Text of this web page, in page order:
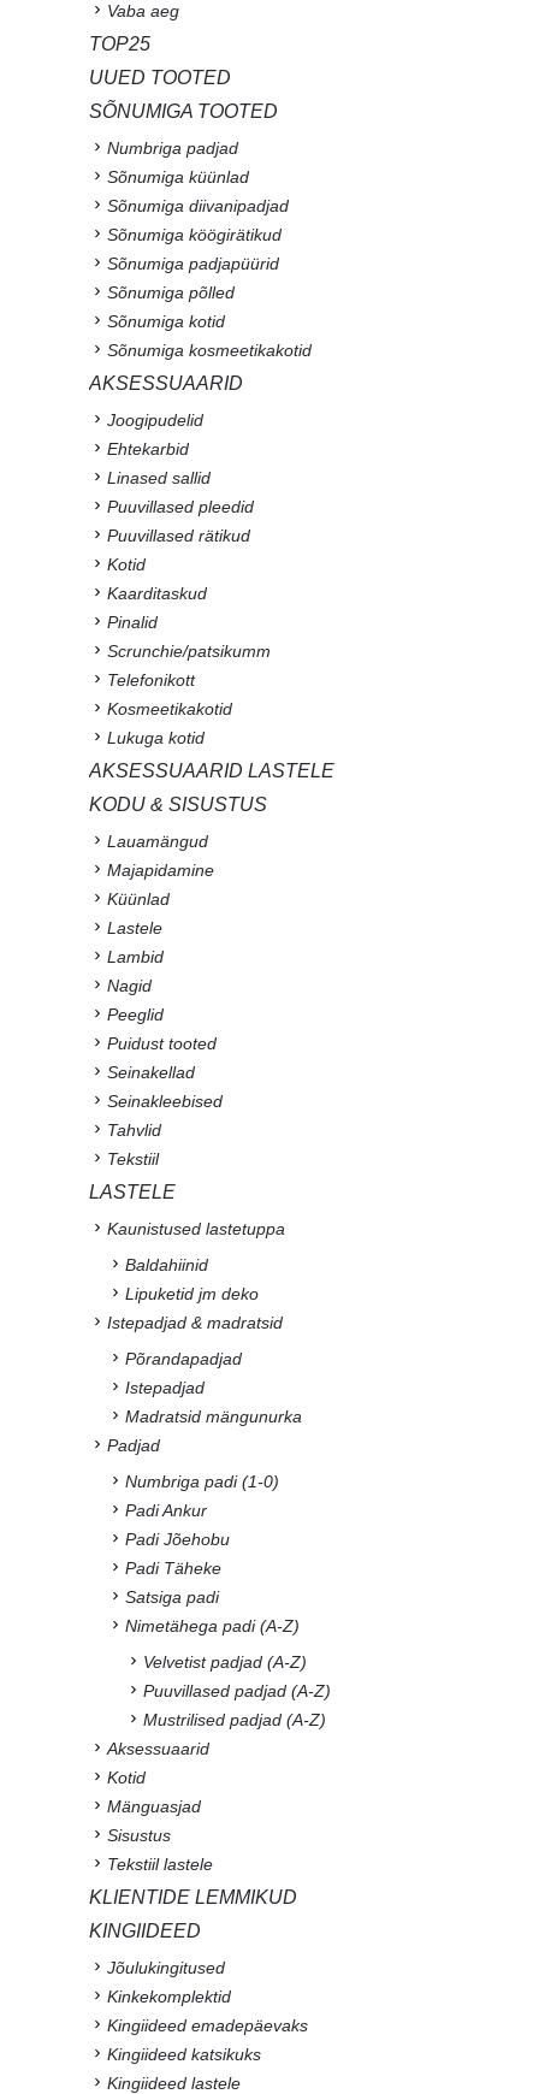
Vaba aeg
TOP25
UUED TOOTED
SÕNUMIGA TOOTED
Numbriga padjad
Sõnumiga küünlad
Sõnumiga diivanipadjad
Sõnumiga köögirätikud
Sõnumiga padjapüürid
Sõnumiga põlled
Sõnumiga kotid
Sõnumiga kosmeetikakotid
AKSESSUAARID
Joogipudelid
Ehtekarbid
Linased sallid
Puuvillased pleedid
Puuvillased rätikud
Kotid
Kaarditaskud
Pinalid
Scrunchie/patsikumm
Telefonikott
Kosmeetikakotid
Lukuga kotid
AKSESSUAARID LASTELE
KODU & SISUSTUS
Lauamängud
Majapidamine
Küünlad
Lastele
Lambid
Nagid
Peeglid
Puidust tooted
Seinakellad
Seinakleebised
Tahvlid
Tekstiil
LASTELE
Kaunistused lastetuppa
Baldahiinid
Lipuketid jm deko
Istepadjad & madratsid
Põrandapadjad
Istepadjad
Madratsid mängunurka
Padjad
Numbriga padi (1-0)
Padi Ankur
Padi Jõehobu
Padi Täheke
Satsiga padi
Nimetähega padi (A-Z)
Velvetist padjad (A-Z)
Puuvillased padjad (A-Z)
Mustrilised padjad (A-Z)
Aksessuaarid
Kotid
Mänguasjad
Sisustus
Tekstiil lastele
KLIENTIDE LEMMIKUD
KINGIIDEED
Jõulukingitused
Kinkekomplektid
Kingiideed emadepäevaks
Kingiideed katsikuks
Kingiideed lastele